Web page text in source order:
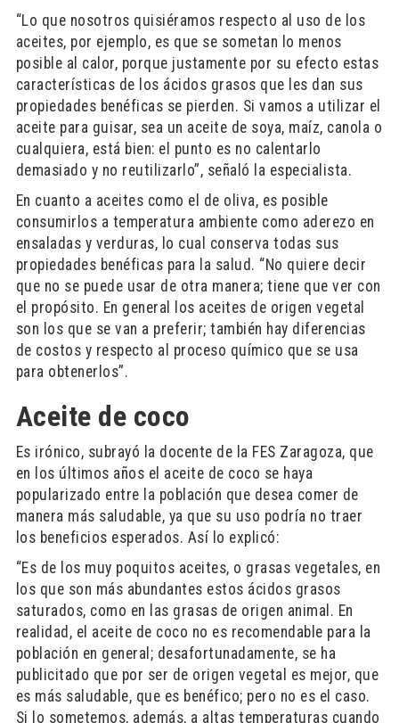
“Lo que nosotros quisiéramos respecto al uso de los
aceites, por ejemplo, es que se sometan lo menos
posible al calor, porque justamente por su efecto estas
características de los ácidos grasos que les dan sus
propiedades benéficas se pierden. Si vamos a utilizar el
aceite para guisar, sea un aceite de soya, maíz, canola o
cualquiera, está bien: el punto es no calentarlo
demasiado y no reutilizarlo”, señaló la especialista.
En cuanto a aceites como el de oliva, es posible
consumirlos a temperatura ambiente como aderezo en
ensaladas y verduras, lo cual conserva todas sus
propiedades benéficas para la salud. “No quiere decir
que no se puede usar de otra manera; tiene que ver con
el propósito. En general los aceites de origen vegetal
son los que se van a preferir; también hay diferencias
de costos y respecto al proceso químico que se usa
para obtenerlos”.
Aceite de coco
Es irónico, subrayó la docente de la FES Zaragoza, que
en los últimos años el aceite de coco se haya
popularizado entre la población que desea comer de
manera más saludable, ya que su uso podría no traer
los beneficios esperados. Así lo explicó:
“Es de los muy poquitos aceites, o grasas vegetales, en
los que son más abundantes estos ácidos grasos
saturados, como en las grasas de origen animal. En
realidad, el aceite de coco no es recomendable para la
población en general; desafortunadamente, se ha
publicitado que por ser de origen vegetal es mejor, que
es más saludable, que es benéfico; pero no es el caso.
Si lo sometemos, además, a altas temperaturas cuando